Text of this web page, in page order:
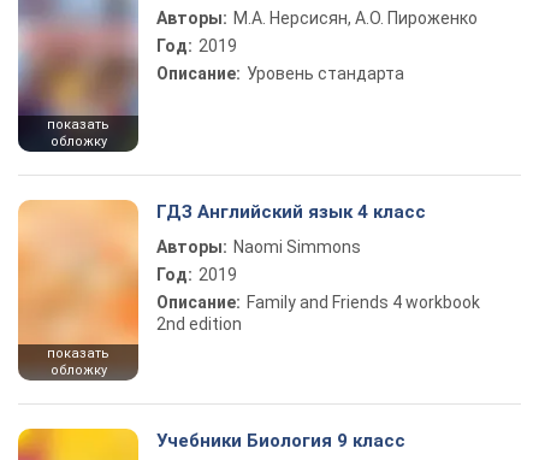
показать
обложку
Авторы: М.А. Нерсисян, А.О. Пироженко
Год: 2019
Описание: Уровень стандарта
показать
обложку
ГДЗ Английский язык 4 класс
Авторы: Naomi Simmons
Год: 2019
Описание: Family and Friends 4 workbook
2nd edition
Учебники Биология 9 класс